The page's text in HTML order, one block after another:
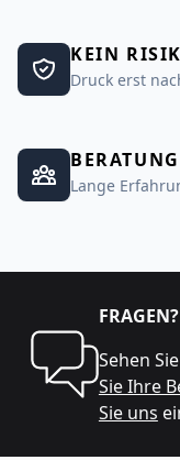
KEIN
Druck erst
Lange
Sehen
Sie Ihre
Sie uns